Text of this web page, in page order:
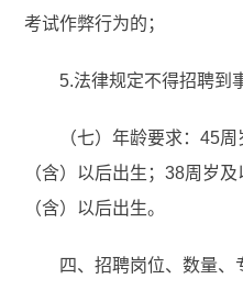
考试作弊行为的；
5.法律规定不得招聘到
（七）年龄要求：45
（含）以后出生；38周岁
（含）以后出生。
四、招聘岗位、数量、